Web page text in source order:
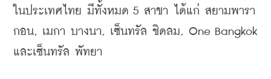
ในประเทศไทย มีทั้งหมด 5 สาขา ได้แก่ สยามพารา
กอน, เมกา บางนา, เซ็นทรัล ชิดลม, One Bangkok
และเซ็นทรัล พัทยา